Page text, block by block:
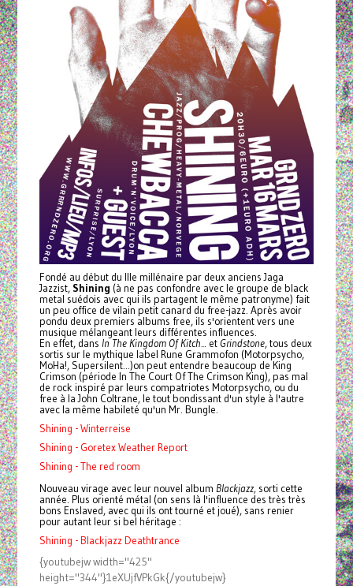
Fondé au début du IIIe millénaire par deux anciens Jaga
Jazzist, Shining (à ne pas confondre avec le groupe de black
metal suédois avec qui ils partagent le même patronyme) fait
un peu office de vilain petit canard du free-jazz. Après avoir
pondu deux premiers albums free, ils s'orientent vers une
musique mélangeant leurs différentes influences.
En effet, dans In The Kingdom Of Kitch... etGrindstone, tous deux
sortis sur le mythique label Rune Grammofon (Motorpsycho,
MoHa!, Supersilent...)on peut entendre beaucoup de King
Crimson (période In The Court Of The Crimson King), pas mal
de rock inspiré par leurs compatriotes Motorpsycho, ou du
free à la John Coltrane, le tout bondissant d'un style à l'autre
avec la même habileté qu'un Mr. Bungle.
Shining - Winterreise
Shining - Goretex Weather Report
Shining - The red room
Nouveau virage avec leur nouvel album Blackjazz,sorti cette
année. Plus orienté métal (on sens là l'influence des très très
bons Enslaved, avec qui ils ont tourné et joué), sans renier
pour autant leur si bel héritage :
Shining - Blackjazz Deathtrance
{youtubejw width="425"
height="344"}1eXUjfVPkGk{/youtubejw}